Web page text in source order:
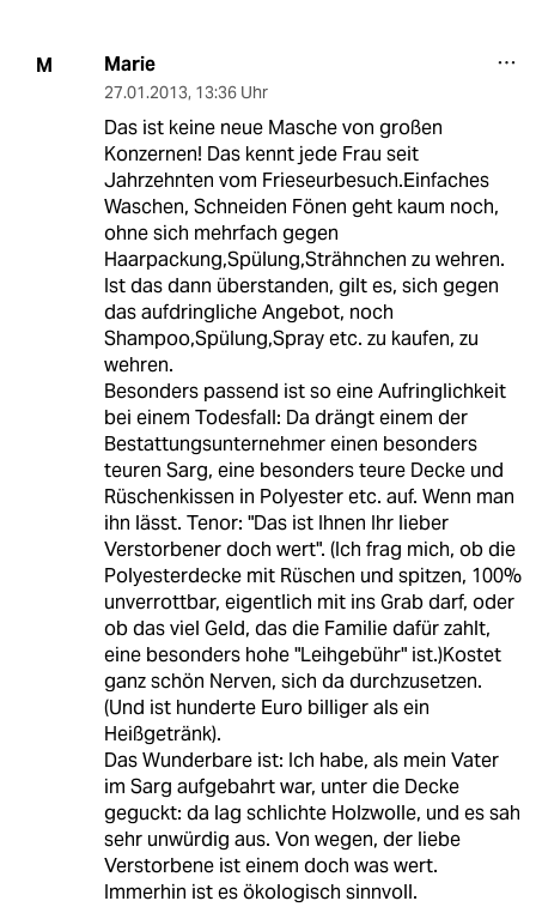
M Marie
27.01.2013, 13:36 Uhr
Das ist keine neue Masche von großen
Konzernen! Das kennt jede Frau seit
Jahrzehnten vom Frieseurbesuch.Einfaches
Waschen, Schneiden Fönen geht kaum noch,
ohne sich mehrfach gegen
Haarpackung,Spülung,Strähnchen zu wehren.
Ist das dann überstanden, gilt es, sich gegen
das aufdringliche Angebot, noch
Shampoo,Spülung,Spray etc. zu kaufen, zu
wehren.
Besonders passend ist so eine Aufringlichkeit
bei einem Todesfall: Da drängt einem der
Bestattungsunternehmer einen besonders
teuren Sarg, eine besonders teure Decke und
Rüschenkissen in Polyester etc. auf. Wenn man
ihn lässt. Tenor: "Das ist Ihnen Ihr lieber
Verstorbener doch wert". (Ich frag mich, ob die
Polyesterdecke mit Rüschen und spitzen, 100%
unverrottbar, eigentlich mit ins Grab darf, oder
ob das viel Geld, das die Familie dafür zahlt,
eine besonders hohe "Leihgebühr" ist.)Kostet
ganz schön Nerven, sich da durchzusetzen.
(Und ist hunderte Euro billiger als ein
Heißgetränk).
Das Wunderbare ist: Ich habe, als mein Vater
im Sarg aufgebahrt war, unter die Decke
geguckt: da lag schlichte Holzwolle, und es sah
sehr unwürdig aus. Von wegen, der liebe
Verstorbene ist einem doch was wert.
Immerhin ist es ökologisch sinnvoll.